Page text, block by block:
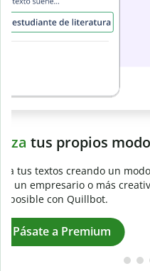
Evita el
Garantiza textos
plagio. Analiza tu trabajo
omitidas en